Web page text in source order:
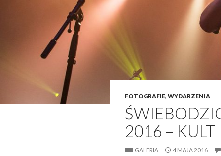
FOTOGRAFIE, WYDARZENIA
2016 – KULT
GALERIA 4 MAJA 2016